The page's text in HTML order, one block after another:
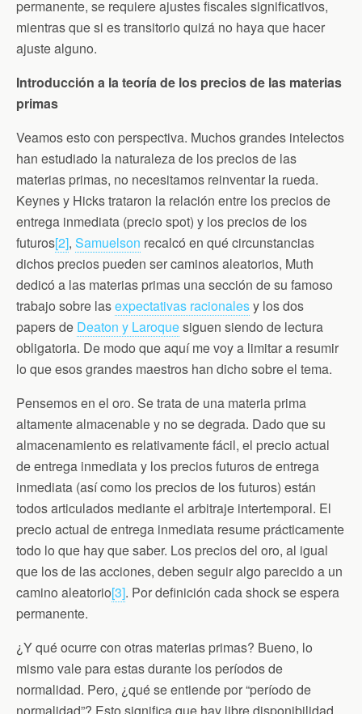
permanente, se requiere ajustes fiscales significativos,
mientras que si es transitorio quizá no haya que hacer
ajuste alguno.
Introducción a la teoría de los precios de las materias
primas
Veamos esto con perspectiva. Muchos grandes intelectos
han estudiado la naturaleza de los precios de las
materias primas, no necesitamos reinventar la rueda.
Keynes y Hicks trataron la relación entre los precios de
entrega inmediata (precio spot) y los precios de los
futuros[2], Samuelson recalcó en qué circunstancias
dichos precios pueden ser caminos aleatorios, Muth
dedicó a las materias primas una sección de su famoso
trabajo sobre lasexpectativas racionalesy los dos
papers de Deaton y Laroquesiguen siendo de lectura
obligatoria. De modo que aquí me voy a limitar a resumir
lo que esos grandes maestros han dicho sobre el tema.
Pensemos en el oro. Se trata de una materia prima
altamente almacenable y no se degrada. Dado que su
almacenamiento es relativamente fácil, el precio actual
de entrega inmediata y los precios futuros de entrega
inmediata (así como los precios de los futuros) están
todos articulados mediante el arbitraje intertemporal. El
precio actual de entrega inmediata resume prácticamente
todo lo que hay que saber. Los precios del oro, al igual
que los de las acciones, deben seguir algo parecido a un
camino aleatorio[3]. Por definición cada shock se espera
permanente.
¿Y qué ocurre con otras materias primas? Bueno, lo
mismo vale para estas durante los períodos de
normalidad. Pero, ¿qué se entiende por “período de